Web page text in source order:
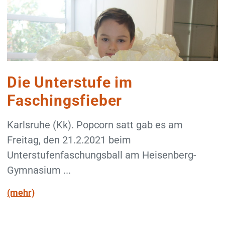
Die Unterstufe im
Faschingsfieber
Karlsruhe (Kk). Popcorn satt gab es am
Freitag, den 21.2.2021 beim
Unterstufenfaschungsball am Heisenberg-
Gymnasium ...
(mehr)